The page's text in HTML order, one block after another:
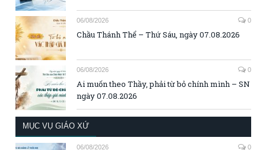
06/08/2026 0
Chầu Thánh Thể – Thứ Sáu, ngày 07.08.2026
06/08/2026 0
Ai muốn theo Thầy, phải từ bỏ chính mình – SN
ngày 07.08.2026
MỤC VỤ GIÁO XỨ
06/08/2026 0